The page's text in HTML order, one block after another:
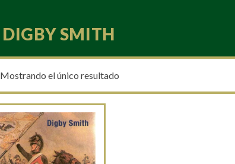
DIGBY SMITH
Mostrando el único resultado